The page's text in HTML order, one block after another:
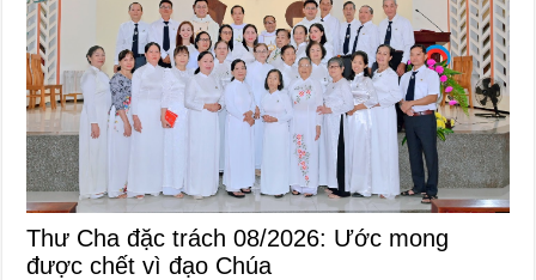
Thư Cha đặc trách 08/2026: Ước mong
được chết vì đạo Chúa